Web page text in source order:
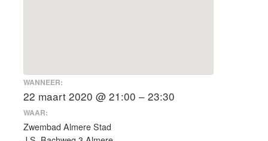
WANNEER:
22 maart 2020 @ 21:00 – 23:30
WAAR:
Zwembad Almere Stad